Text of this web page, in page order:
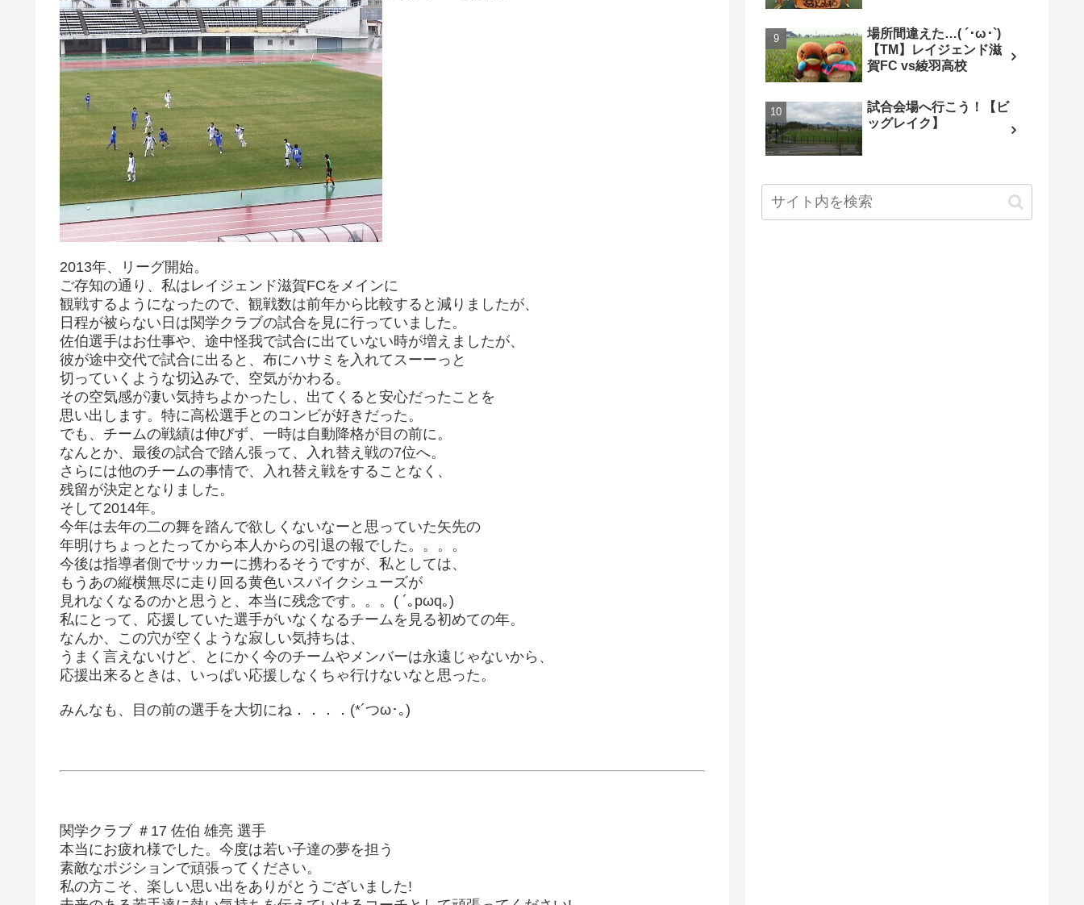
2013年、リーグ開始。
ご存知の通り、私はレイジェンド滋賀FCをメインに
観戦するようになったので、観戦数は前年から比較すると減りましたが、
日程が被らない日は関学クラブの試合を見に行っていました。
佐伯選手はお仕事や、途中怪我で試合に出ていない時が増えましたが、
彼が途中交代で試合に出ると、布にハサミを入れてスーーっと
切っていくような切込みで、空気がかわる。
その空気感が凄い気持ちよかったし、出てくると安心だったことを
思い出します。特に高松選手とのコンビが好きだった。
でも、チームの戦績は伸びず、一時は自動降格が目の前に。
なんとか、最後の試合で踏ん張って、入れ替え戦の7位へ。
さらには他のチームの事情で、入れ替え戦をすることなく、
残留が決定となりました。
そして2014年。
今年は去年の二の舞を踏んで欲しくないなーと思っていた矢先の
年明けちょっとたってから本人からの引退の報でした。。。。
今後は指導者側でサッカーに携わるそうですが、私としては、
もうあの縦横無尽に走り回る黄色いスパイクシューズが
見れなくなるのかと思うと、本当に残念です。。。( ´｡pωq｡)
私にとって、応援していた選手がいなくなるチームを見る初めての年。
なんか、この穴が空くような寂しい気持ちは、
うまく言えないけど、とにかく今のチームやメンバーは永遠じゃないから、
応援出来るときは、いっぱい応援しなくちゃ行けないなと思った。
みんなも、目の前の選手を大切にね．．．．(*´つω･｡)
関学クラブ ＃17 佐伯 雄亮 選手
本当にお疲れ様でした。今度は若い子達の夢を担う
素敵なポジションで頑張ってください。
私の方こそ、楽しい思い出をありがとうございました!
場所間違えた…( ´･ω･`)
【TM】レイジェンド滋
賀FC vs綾羽高校
試合会場へ行こう！【ビ
ッグレイク】